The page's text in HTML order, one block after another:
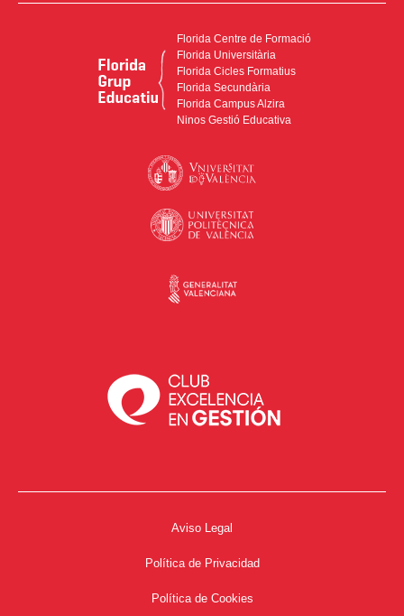
Florida Centre de Formació
Florida Universitària
Florida Cicles Formatius
Florida Secundària
Florida Campus Alzira
Ninos Gestió Educativa
Aviso Legal
Política de Privacidad
Política de Cookies